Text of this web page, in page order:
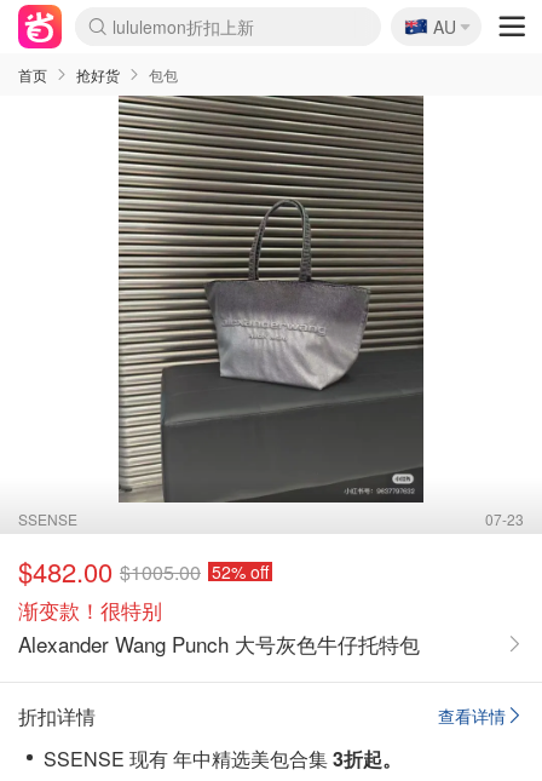
Sasa美妆护肤3.5折
SSENSE年中2.5折
FreshBeauty好价汇总
Cettire降价+叠9折
WWS Coles超市实拍
viagogo二手票捡漏
Myer超级周末
The Outnet奢牌1折起
David Jones 3折起
Flannels大牌1折
Perfumes Club护肤1折
AMIRO面罩$251
Amazon折扣汇总
eToro入金$200送$50
Amazon数码好物
ICONIC本周7.5折
ThedoubleF高奢地板价
Moose Knuckles 6折
丝芙兰5折起
EUFY摄像头$98
Selenichast首饰2折
Trip机票酒店促销
YSL送5件彩妆礼
Amazon家居好物
Amazon美妆护肤
雅漾大喷$8
过敏原检测盒$33
伊索独家赠50ml沐浴露
科颜氏高保湿面霜$29
SEALIFE海洋馆门票6折
丝塔芙大白罐$16
订阅Newsletter送香薰
Cult Beauty 6.8折
Harrods圣诞日历$525
LN-CC奢牌私促3折
d'Alba空姐喷雾$16
EVE LOM套装£56
Bernardelli独家4折
Adore Beauty 6折起
CT圣诞日历
Mytheresa奢品2.7折
Luxury Escapes 9折
Currentbody美容仪$881
MOON Garden Live
Roborock扫地机$649
Tingo Life水杯$24
Valentino官网5折
CR洗护套装$23
修丽可4件套$159
Myer彩妆2件7折
GANNI官网4.5折
Stylevana韩妆4折
Tessabit高奢8.5折
OGX洗发水$11
Amazon阿德莱德次日达
卡诗8.5折+赠礼
Philips Hue灯具8折
🇦🇺
AU
首页 抢好货 包包
SSENSE 07-23
$482.00 $1005.00 52% off
渐变款！很特别
Alexander Wang Punch 大号灰色牛仔托特包
查看详情
折扣详情
SSENSE 现有 年中精选美包合集3折起。